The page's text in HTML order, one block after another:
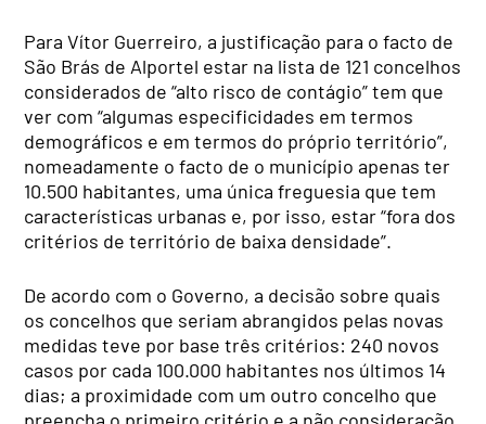
Para Vítor Guerreiro, a justificação para o facto de
São Brás de Alportel estar na lista de 121 concelhos
considerados de “alto risco de contágio” tem que
ver com “algumas especificidades em termos
demográficos e em termos do próprio território”,
nomeadamente o facto de o município apenas ter
10.500 habitantes, uma única freguesia que tem
características urbanas e, por isso, estar “fora dos
critérios de território de baixa densidade”.
De acordo com o Governo, a decisão sobre quais
os concelhos que seriam abrangidos pelas novas
medidas teve por base três critérios: 240 novos
casos por cada 100.000 habitantes nos últimos 14
dias; a proximidade com um outro concelho que